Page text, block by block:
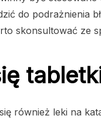
do podrażnienia
skonsultować ze
również leki na